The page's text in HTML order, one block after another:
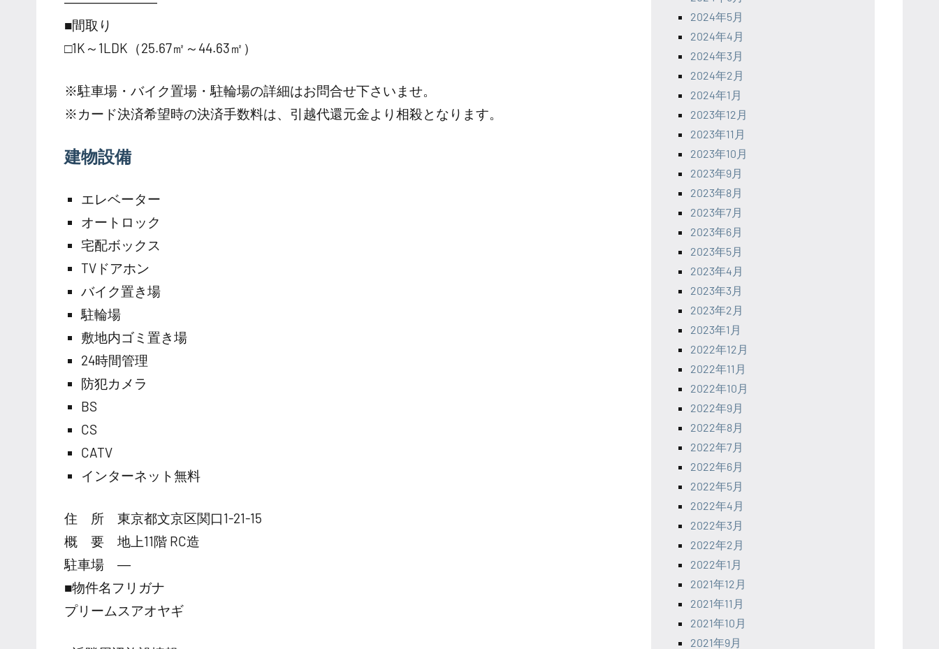
■間取り
□1K～1LDK（25.67㎡～44.63㎡）
※駐車場・バイク置場・駐輪場の詳細はお問合せ下さいませ。
※カード決済希望時の決済手数料は、引越代還元金より相殺となります。
建物設備
エレベーター
オートロック
宅配ボックス
TVドアホン
バイク置き場
駐輪場
敷地内ゴミ置き場
24時間管理
防犯カメラ
BS
CS
CATV
インターネット無料
住 所 東京都文京区関口1-21-15
概 要 地上11階 RC造
駐車場 ―
■物件名フリガナ
プリームスアオヤギ
2024年5月
2024年4月
2024年3月
2024年2月
2024年1月
2023年12月
2023年11月
2023年10月
2023年9月
2023年8月
2023年7月
2023年6月
2023年5月
2023年4月
2023年3月
2023年2月
2023年1月
2022年12月
2022年11月
2022年10月
2022年9月
2022年8月
2022年7月
2022年6月
2022年5月
2022年4月
2022年3月
2022年2月
2022年1月
2021年12月
2021年11月
2021年10月
2021年9月